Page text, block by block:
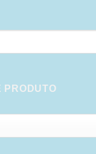
PRODUTO